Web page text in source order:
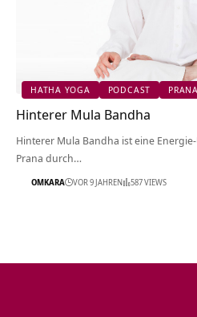
HATHA YOGA PODCAST
Hinterer Mula Bandha
Hinterer Mula Bandha ist eine
Prana durch…
OMKARA VOR 9 JAHREN 587 VIEWS